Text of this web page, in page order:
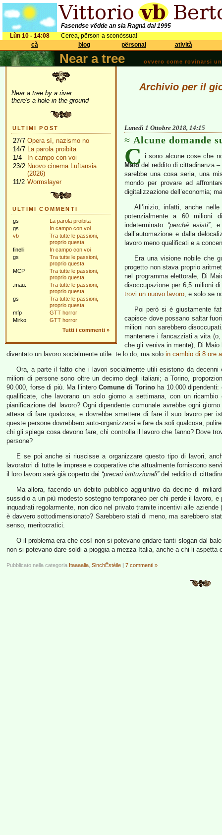
Fasendse vëdde an sla Ragnà dal 1995
Lùn 10 - 14:08
Cerea, përson-a sconòssua!
cà
blog përsonal atività
Near a tree ovvero come rovinarsi
Near a tree by a river
there's a hole in the ground
ULTIMI POST
27/7 Opera sì, nazismo no
14/7 La parola proibita
1/4
In campo con voi
23/2 Nuovo cinema Luftansia
(2026)
11/2 Wormslayer
ULTIMI COMMENTI
gs
La parola proibita
gs
In campo con voi
vb
Tra tutte le passioni,
proprio questa
finelli
In campo con voi
gs
Tra tutte le passioni,
proprio questa
MCP
Tra tutte le passioni,
proprio questa
.mau.
Tra tutte le passioni,
proprio questa
gs
Tra tutte le passioni,
proprio questa
mfp
GTT horror
Mirko
GTT horror
Tutti i commenti »
Archivio per il
Lunedì 1 Ottobre 2018, 14:15
Alcune domande
C
i sono alcune cose che
Maiodel reddito di cittadinanza
sarebbe una cosa seria, una
mondo per provare ad
digitalizzazione dell’economia;
All’inizio, infatti, anche
potenzialmente a 60 milioni
indeterminato “perché esisti”, e
dall’automazione e dalla
lavoro meno qualificati e a
Era una visione nobile che
progetto non stava proprio
nel programma elettorale, Di
disoccupazione per 6,5 milioni
trovi un nuovo lavoro, e solo se
Poi però si è giustamente
capisce dove possano saltar
milioni non sarebbero
mantenere i fancazzisti a vita
che gli veniva in mente), Di
diventato un lavoro socialmente utile: te lo do, ma solo in cambio di 8 ore
Ora, a parte il fatto che i lavori socialmente utili esistono da
milioni di persone sono oltre un decimo degli italiani; a Torino,
90.000, forse di più. Ma l’interoComune di Torinoha 10.000 dipendenti:
qualificate, che lavorano un solo giorno a settimana, con un
pianificazione del lavoro? Ogni dipendente comunale avrebbe ogni
attesa di fare qualcosa, e dovrebbe smettere di fare il suo lavoro per
queste persone dovrebbero auto-organizzarsi e fare da soli qualcosa,
chi gli spiega cosa devono fare, chi controlla il lavoro che fanno? Dove
persone?
E se poi anche si riuscisse a organizzare questo tipo di lavori,
lavoratori di tutte le imprese e cooperative che attualmente forniscono
il loro lavoro sarà già coperto dai “precari istituzionali”del reddito di
Ma allora, facendo un debito pubblico aggiuntivo da decine di
sussidio a un più modesto sostegno temporaneo per chi perde il lavoro,
inquadrati regolarmente, non dico nel privato tramite incentivi alle
è davvero sottodimensionato? Sarebbero stati di meno, ma sarebbero
senso, meritocratici.
O il problema era che così non si potevano gridare tanti slogan dal
non si potevano dare soldi a pioggia a mezza Italia, anche a chi li
Pubblicato nella categoria Itaaaalia SinchËstèile | 7 commenti »